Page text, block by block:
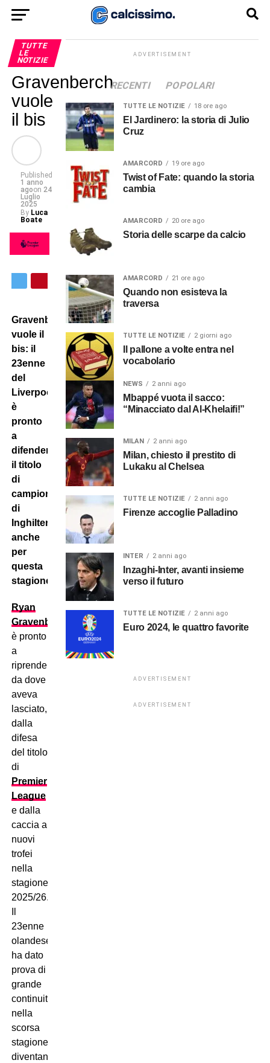
TUTTE
LE
NOTIZIE
Gravenberch
vuole
il bis
Published
1 anno
agoon 24
Luglio
2025
By Luca
Boate
Gravenberch
vuole il
bis: il
23enne
del
Liverpool
è
pronto
a
difendere
il titolo
di
campione
di
Inghilterra
anche
per
questa
stagione.
Ryan
Gravenberch
è pronto
a
riprendere
da dove
aveva
lasciato,
dalla
difesa
del titolo
di
Premier
League
e dalla
caccia a
nuovi
trofei
nella
stagione
2025/26.
23enne
olandese
ha dato
prova di
grande
continuità
nella
scorsa
stagione,
diventando
ADVERTISEMENT
RECENTI POPOLARI
TUTTE LE NOTIZIE 18 ore ago
El Jardinero: la storia di Julio
Cruz
AMARCORD 19 ore ago
Twist of Fate: quando la storia
cambia
AMARCORD 20 ore ago
Storia delle scarpe da calcio
AMARCORD 21 ore ago
Quando non esisteva la
traversa
TUTTE LE NOTIZIE 2 giorni ago
Il pallone a volte entra nel
vocabolario
NEWS 2 anni ago
Mbappé vuota il sacco:
“Minacciato dal Al-Khelaifi!”
MILAN 2 anni ago
Milan, chiesto il prestito di
Lukaku al Chelsea
TUTTE LE NOTIZIE 2 anni ago
Firenze accoglie Palladino
INTER 2 anni ago
Inzaghi-Inter, avanti insieme
verso il futuro
TUTTE LE NOTIZIE 2 anni ago
Euro 2024, le quattro favorite
ADVERTISEMENT
ADVERTISEMENT